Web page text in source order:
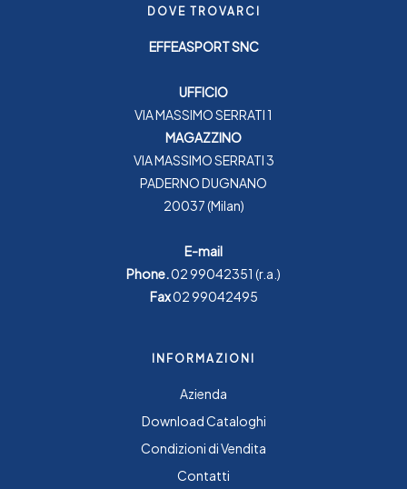
DOVE TROVARCI
EFFEASPORT SNC
UFFICIO
VIA MASSIMO SERRATI 1
MAGAZZINO
VIA MASSIMO SERRATI 3
PADERNO DUGNANO
20037 (Milan)
E-mail
Phone.02 99042351 (r.a.)
Fax02 99042495
INFORMAZIONI
Azienda
Download Cataloghi
Condizioni di Vendita
Contatti